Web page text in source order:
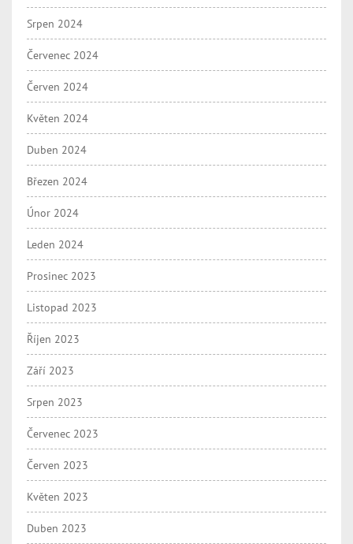
Srpen 2024
Červenec 2024
Červen 2024
Květen 2024
Duben 2024
Březen 2024
Únor 2024
Leden 2024
Prosinec 2023
Listopad 2023
Říjen 2023
Září 2023
Srpen 2023
Červenec 2023
Červen 2023
Květen 2023
Duben 2023